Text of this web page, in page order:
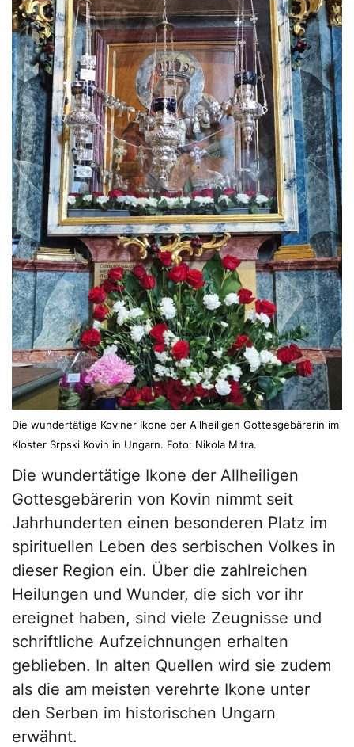
Die wundertätige Koviner Ikone der Allheiligen Gottesgebärerin im
Kloster Srpski Kovin in Ungarn. Foto: Nikola Mitra.
Die wundertätige Ikone der Allheiligen
Gottesgebärerin von Kovin nimmt seit
Jahrhunderten einen besonderen Platz im
spirituellen Leben des serbischen Volkes in
dieser Region ein. Über die zahlreichen
Heilungen und Wunder, die sich vor ihr
ereignet haben, sind viele Zeugnisse und
schriftliche Aufzeichnungen erhalten
geblieben. In alten Quellen wird sie zudem
als die am meisten verehrte Ikone unter
den Serben im historischen Ungarn
erwähnt.